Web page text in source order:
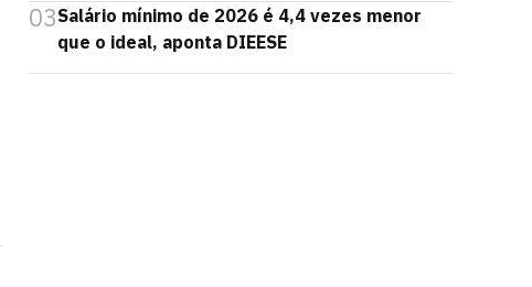
03Salário mínimo de 2026 é 4,4 vezes menor
que o ideal, aponta DIEESE